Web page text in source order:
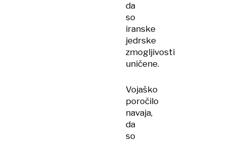
da
so
iranske
jedrske
zmogljivosti
uničene.
Vojaško
poročilo
navaja,
da
so